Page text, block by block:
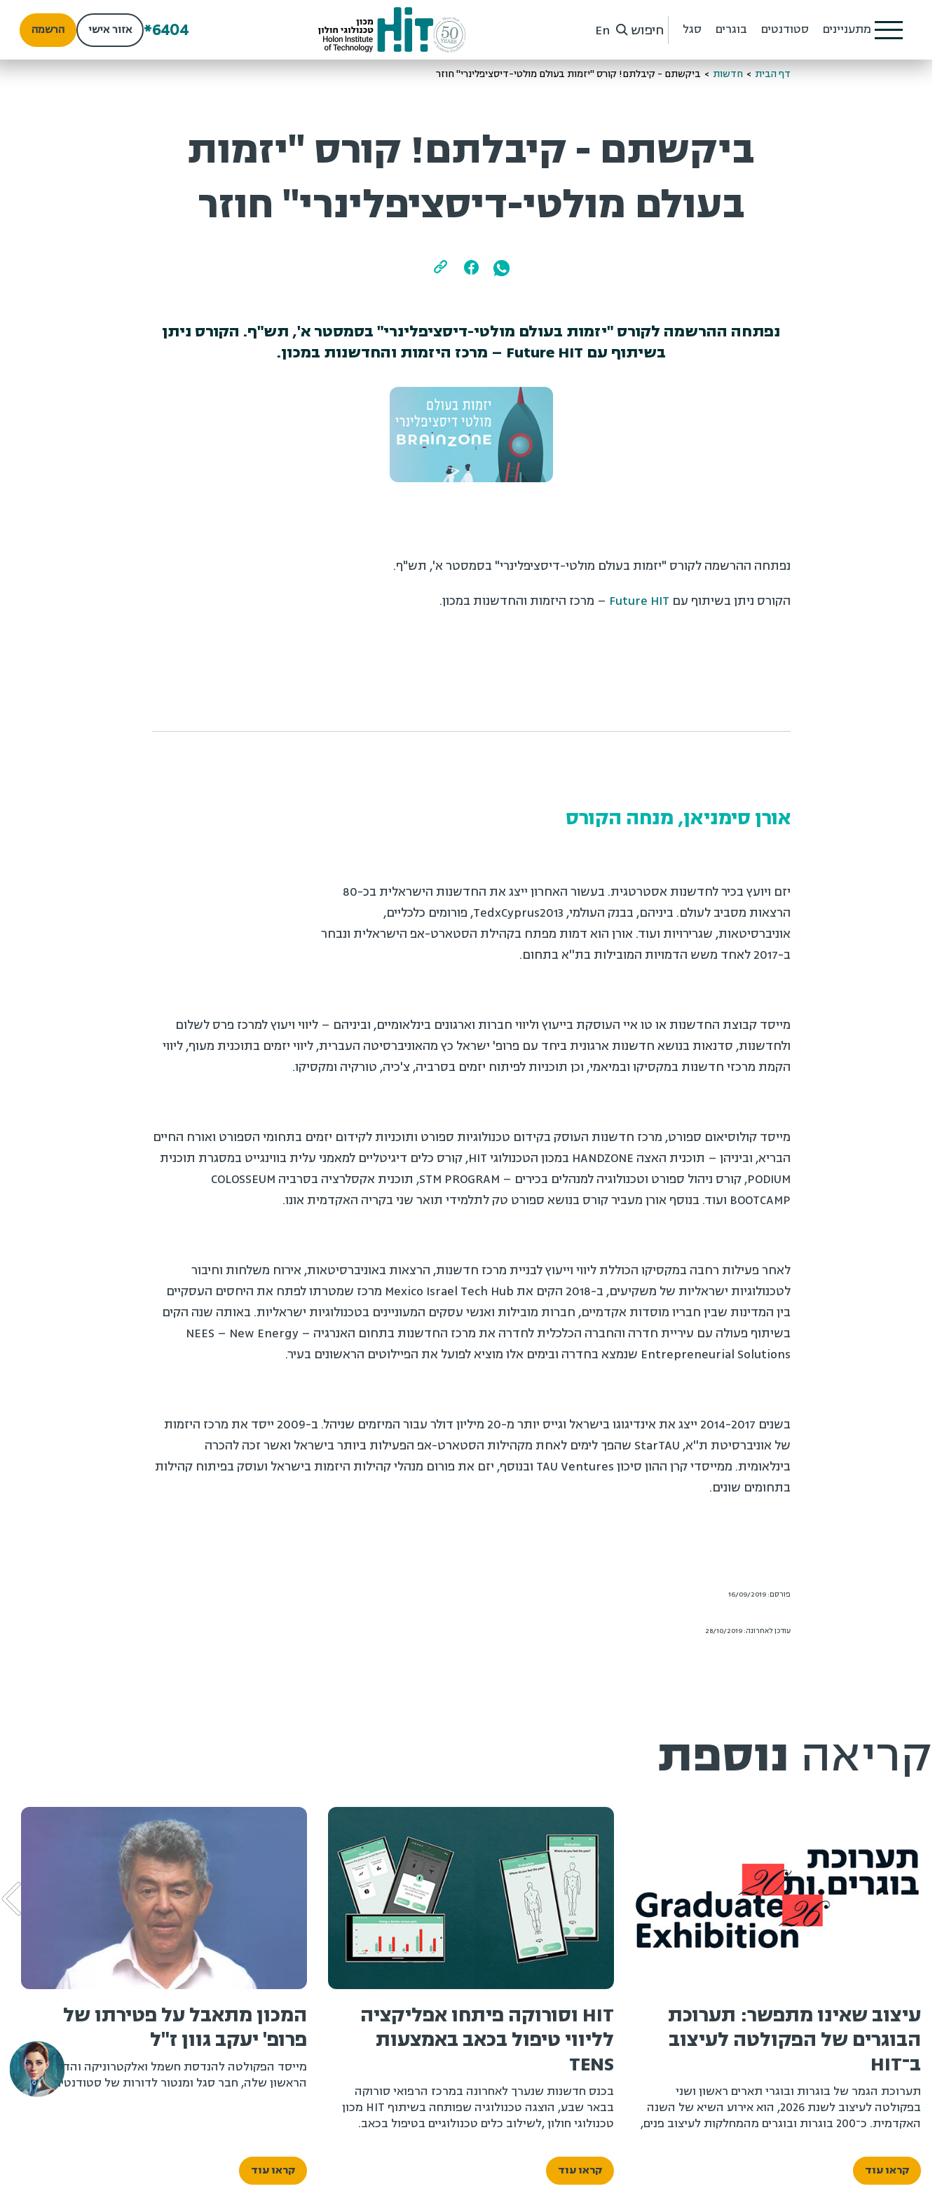
מתעניינים סטודנטים בוגרים סגל חיפוש En
*6404 אזור אישי הרשמה
דף הבית > חדשות > ביקשתם - קיבלתם! קורס "יזמות בעולם מולטי-דיסציפלינרי" חוזר
ביקשתם - קיבלתם! קורס "יזמות
בעולם מולטי-דיסציפלינרי" חוזר
נפתחה ההרשמה לקורס "יזמות בעולם מולטי-דיסציפלינרי" בסמסטר א', תש"ף. הקורס ניתן
בשיתוף עם Future HIT – מרכז היזמות והחדשנות במכון.
נפתחה ההרשמה לקורס "יזמות בעולם מולטי-דיסציפלינרי" בסמסטר א', תש"ף.
הקורס ניתן בשיתוף עםFuture HIT– מרכז היזמות והחדשנות במכון.
אורן סימניאן, מנחה הקורס
יזם ויועץ בכיר לחדשנות אסטרטגית. בעשור האחרון ייצג את החדשנות הישראלית בכ-80
הרצאות מסביב לעולם. ביניהם, בבנק העולמי, TedxCyprus2013, פורומים כלכליים,
אוניברסיטאות, שגרירויות ועוד. אורן הוא דמות מפתח בקהילת הסטארט-אפ הישראלית ונבחר
ב-2017 לאחד משש הדמויות המובילות בת''א בתחום.
מייסד קבוצת החדשנות או טו איי העוסקת בייעוץ וליווי חברות וארגונים בינלאומיים, וביניהם – ליווי ויעוץ למרכז פרס לשלום
ולחדשנות, סדנאות בנושא חדשנות ארגונית ביחד עם פרופ' ישראל כץ מהאוניברסיטה העברית, ליווי יזמים בתוכנית מעוף, ליווי
הקמת מרכזי חדשנות במקסיקו ובמיאמי, וכן תוכניות לפיתוח יזמים בסרביה, צ'כיה, טורקיה ומקסיקו.
מייסד קולוסיאום ספורט, מרכז חדשנות העוסק בקידום טכנולוגיות ספורט ותוכניות לקידום יזמים בתחומי הספורט ואורח החיים
הבריא, וביניהן – תוכנית האצה HANDZONE במכון הטכנולוגי HIT, קורס כלים דיגיטליים למאמני עלית בווינגייט במסגרת תוכנית
PODIUM, קורס ניהול ספורט וטכנולוגיה למנהלים בכירים – STM PROGRAM, תוכנית אקסלרציה בסרביה COLOSSEUM
BOOTCAMP ועוד. בנוסף אורן מעביר קורס בנושא ספורט טק לתלמידי תואר שני בקריה האקדמית אונו.
לאחר פעילות רחבה במקסיקו הכוללת ליווי וייעוץ לבניית מרכז חדשנות, הרצאות באוניברסיטאות, אירוח משלחות וחיבור
לטכנולוגיות ישראליות של משקיעים, ב-2018 הקים את Mexico Israel Tech Hub מרכז שמטרתו לפתח את היחסים העסקיים
בין המדינות שבין חבריו מוסדות אקדמיים, חברות מובילות ואנשי עסקים המעוניינים בטכנולוגיות ישראליות. באותה שנה הקים
בשיתוף פעולה עם עיריית חדרה והחברה הכלכלית לחדרה את מרכז החדשנות בתחום האנרגיה – NEES – New Energy
Entrepreneurial Solutions שנמצא בחדרה ובימים אלו מוציא לפועל את הפיילוטים הראשונים בעיר.
בשנים 2014-2017 ייצג את אינדיגוגו בישראל וגייס יותר מ-20 מיליון דולר עבור המיזמים שניהל. ב-2009 ייסד את מרכז היזמות
של אוניברסיטת ת''א, StarTAU שהפך לימים לאחת מקהילות הסטארט-אפ הפעילות ביותר בישראל ואשר זכה להכרה
בינלאומית. ממייסדי קרן ההון סיכון TAU Ventures ובנוסף, יזם את פורום מנהלי קהילות היזמות בישראל ועוסק בפיתוח קהילות
בתחומים שונים.
פורסם: 16/09/2019
עודכן לאחרונה: 28/10/2019
קריאה נוספת
עיצוב שאינו מתפשר: תערוכת
הבוגרים של הפקולטה לעיצוב
ב־HIT
תערוכת הגמר של בוגרות ובוגרי תארים ראשון ושני
בפקולטה לעיצוב לשנת 2026, הוא אירוע השיא של השנה
האקדמית. כ־200 בוגרות ובוגרים מהמחלקות לעיצוב פנים,
התואר השני בעיצוב לסביבה טכנולוגית, יציגו את פרויקטי
הגמר שלהם – מבחר עבודות המצטרף לתמונה רחבה
המשקפת תקופה, דור ותפיסת עולם.
קראו עוד
HIT וסורוקה פיתחו אפליקציה
לליווי טיפול בכאב באמצעות
TENS
בכנס חדשנות שנערך לאחרונה במרכז הרפואי סורוקה
בבאר שבע, הוצגה טכנולוגיה שפותחה בשיתוף HIT מכון
טכנולוגי חולון ,לשילוב כלים טכנולוגיים בטיפול בכאב.
קראו עוד
המכון מתאבל על פטירתו של
פרופ' יעקב גוון ז"ל
מייסד הפקולטה להנדסת חשמל ואלקטרוניקה והדקן
הראשון שלה, חבר סגל ומנטור לדורות של סטודנטים
קראו עוד